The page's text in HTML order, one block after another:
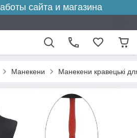
сайта и магазина
Манекени Манекени кравецькі